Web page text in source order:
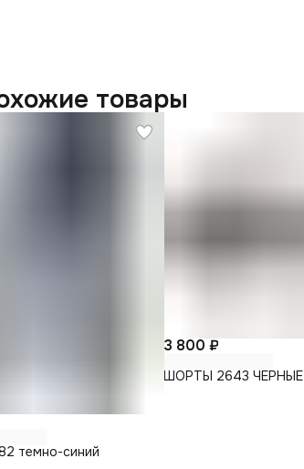
товары
темно-синий
3 800 ₽
ШОРТЫ 2643 ЧЕРНЫЕ